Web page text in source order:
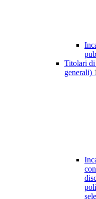
Titolari
generali)